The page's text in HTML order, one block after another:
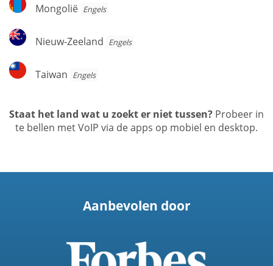
Mongolië Engels
Nieuw-
Zeeland
Nieuw-Zeeland Engels
Taiwan
Taiwan Engels
Staat het land wat u zoekt er niet tussen? Probeer in
te bellen met VoIP via de apps op mobiel en desktop.
Aanbevolen door